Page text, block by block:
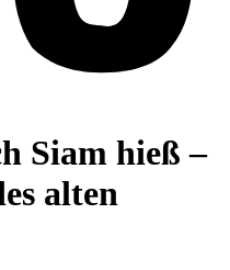
Siam hieß –
alten